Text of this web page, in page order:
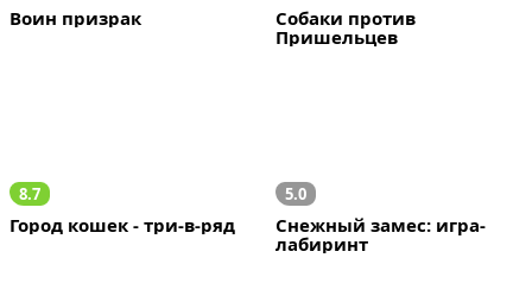
Воин призрак
Собаки против
Пришельцев
8.7
Город кошек - три-в-ряд
5.0
Снежный замес: игра-
лабиринт